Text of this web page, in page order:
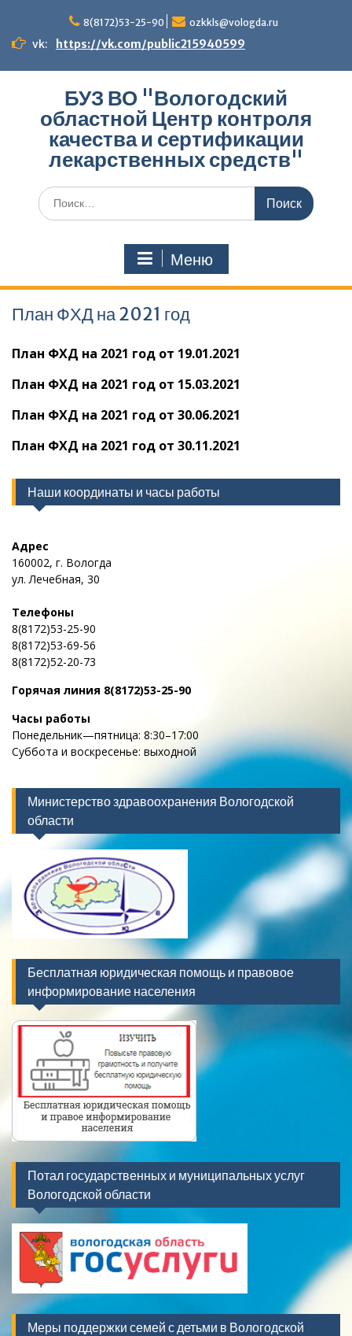
содержимому
8(8172)53-25-90 ozkkls@vologda.ru
vk: https://vk.com/public215940599
БУЗ ВО "Вологодский
областной Центр контроля
качества и сертификации
лекарственных средств"
Поиск
по:
Меню
План ФХД на 2021 год
План ФХД на 2021 год от 19.01.2021
План ФХД на 2021 год от 15.03.2021
План ФХД на 2021 год от 30.06.2021
План ФХД на 2021 год от 30.11.2021
Наши координаты и часы работы
Адрес
160002, г. Вологда
ул. Лечебная, 30
Телефоны
8(8172)53-25-90
8(8172)53-69-56
8(8172)52-20-73
Горячая линия 8(8172)53-25-90
Часы работы
Понедельник—пятница: 8:30–17:00
Суббота и воскресенье: выходной
Министерство здравоохранения Вологодской
области
Бесплатная юридическая помощь и правовое
информирование населения
Потал государственных и муниципальных услуг
Вологодской области
Меры поддержки семей с детьми в Вологодской